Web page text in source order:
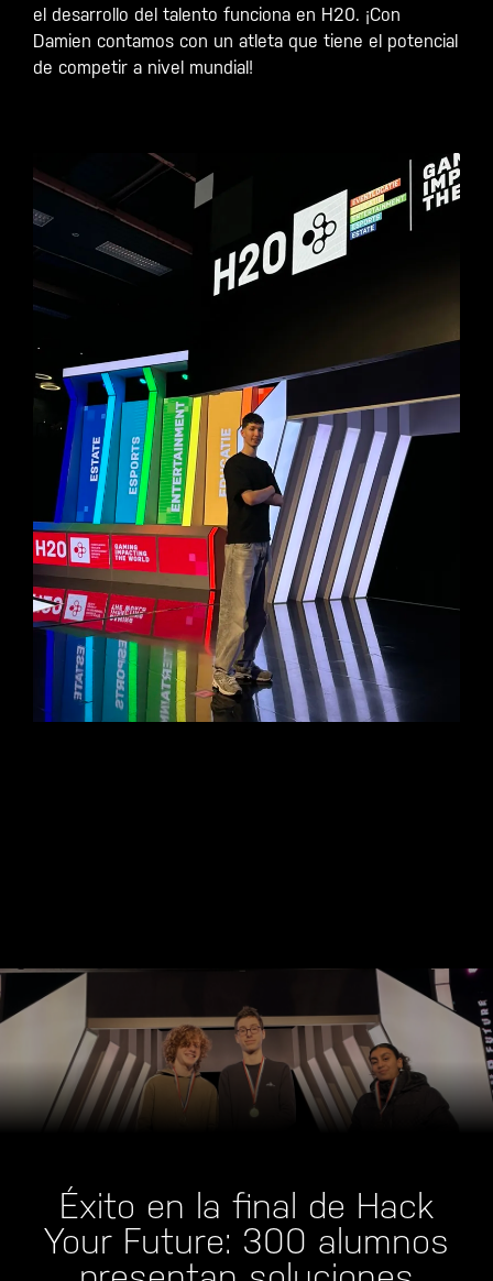
el desarrollo del talento funciona en H20. ¡Con
Damien contamos con un atleta que tiene el potencial
de competir a nivel mundial!
Éxito en la final de Hack
Your Future: 300 alumnos